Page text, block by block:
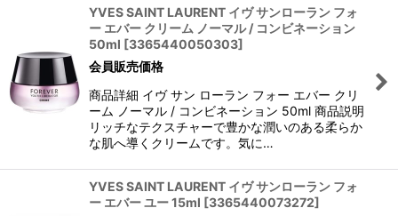
YVES SAINT LAURENT イヴ サンローラン フォ
ー エバー クリーム ノーマル / コンビネーション
50ml [3365440050303]
会員販売価格
商品詳細 イヴ サン ローラン フォー エバー クリ
ーム ノーマル / コンビネーション 50ml 商品説明
リッチなテクスチャーで豊かな潤いのある柔らか
な肌へ導くクリームです。気に…
YVES SAINT LAURENT イヴ サンローラン フォ
ー エバー ユー 15ml [3365440073272]